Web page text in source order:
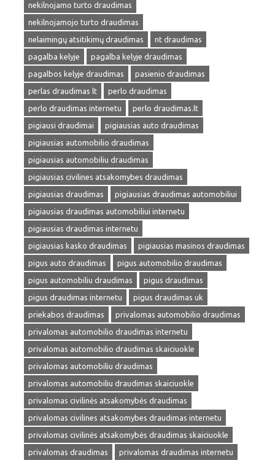
nekilnojamo turto draudimas
nekilnojamojo turto draudimas
nelaimingų atsitikimų draudimas
nt draudimas
pagalba kelyje
pagalba kelyje draudimas
pagalbos kelyje draudimas
pasienio draudimas
perlas draudimas lt
perlo draudimas
perlo draudimas internetu
perlo draudimas.lt
pigiausi draudimai
pigiausias auto draudimas
pigiausias automobilio draudimas
pigiausias automobiliu draudimas
pigiausias civilines atsakomybes draudimas
pigiausias draudimas
pigiausias draudimas automobiliui
pigiausias draudimas automobiliui internetu
pigiausias draudimas internetu
pigiausias kasko draudimas
pigiausias masinos draudimas
pigus auto draudimas
pigus automobilio draudimas
pigus automobiliu draudimas
pigus draudimas
pigus draudimas internetu
pigus draudimas uk
priekabos draudimas
privalomas automobilio draudimas
privalomas automobilio draudimas internetu
privalomas automobilio draudimas skaiciuokle
privalomas automobiliu draudimas
privalomas automobiliu draudimas skaiciuokle
privalomas civilinės atsakomybės draudimas
privalomas civilines atsakomybes draudimas internetu
privalomas civilinės atsakomybės draudimas skaiciuokle
privalomas draudimas
privalomas draudimas internetu